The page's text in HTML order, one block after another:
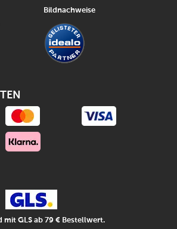
Bildnachweise
mit GLS ab 79 € Bestellwert.